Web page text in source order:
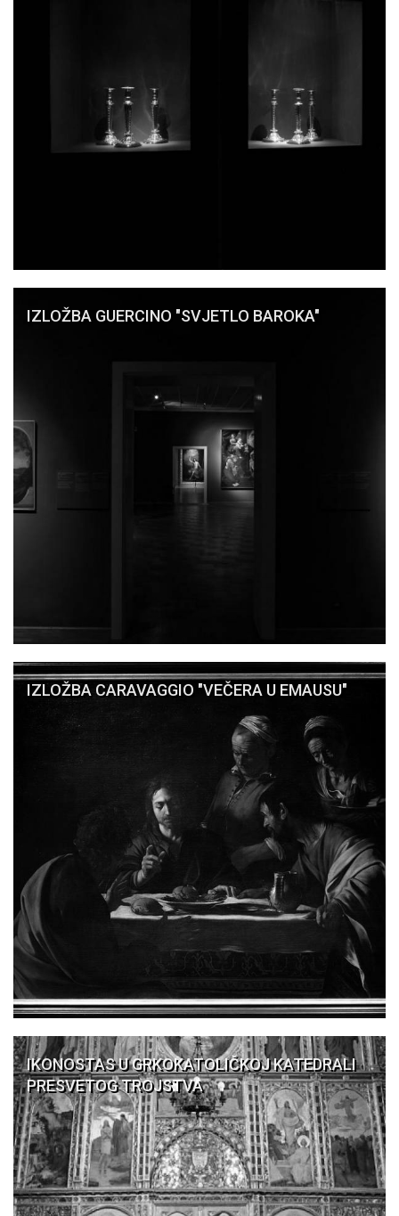
IZLOŽBA GUERCINO "SVJETLO BAROKA"
IZLOŽBA CARAVAGGIO "VEČERA U EMAUSU"
IKONOSTAS U GRKOKATOLIČKOJ KATEDRALI
PRESVETOG TROJSTVA